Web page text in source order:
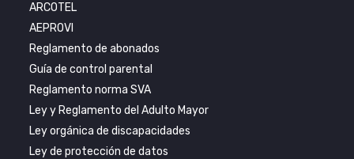
ARCOTEL
AEPROVI
Reglamento de abonados
Guía de control parental
Reglamento norma SVA
Ley y Reglamento del Adulto Mayor
Ley orgánica de discapacidades
Ley de protección de datos